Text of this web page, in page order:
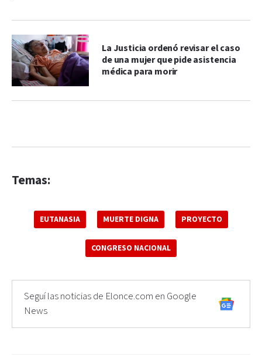
La Justicia ordenó revisar el caso
de una mujer que pide asistencia
médica para morir
Temas:
EUTANASIA MUERTE DIGNA PROYECTO
CONGRESO NACIONAL
Seguí las noticias de Elonce.com en Google
News